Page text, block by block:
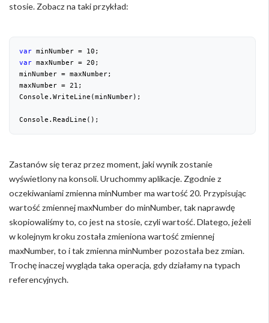
stosie. Zobacz na taki przykład:
var minNumber = 10
var maxNumber = 20 ;
minNumber = maxNumber;
maxNumber = 21 ;
Console.WriteLine(minNumber);
Console.ReadLine();
Zastanów się teraz przez moment, jaki wynik zostanie
wyświetlony na konsoli. Uruchommy aplikacje. Zgodnie z
oczekiwaniami zmienna minNumber ma wartość 20. Przypisując
wartość zmiennej maxNumber do minNumber, tak naprawdę
skopiowaliśmy to, co jest na stosie, czyli wartość. Dlatego, jeżeli
w kolejnym kroku została zmieniona wartość zmiennej
maxNumber, to i tak zmienna minNumber pozostała bez zmian.
Trochę inaczej wygląda taka operacja, gdy działamy na typach
referencyjnych.